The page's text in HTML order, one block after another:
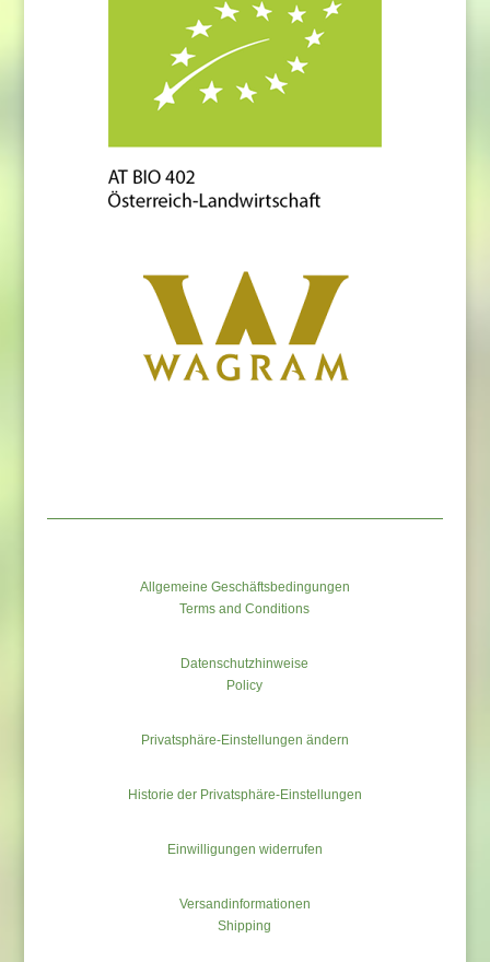
Allgemeine Geschäftsbedingungen
Terms and Conditions
Datenschutzhinweise
Policy
Privatsphäre-Einstellungen ändern
Historie der Privatsphäre-Einstellungen
Einwilligungen widerrufen
Versandinformationen
Shipping